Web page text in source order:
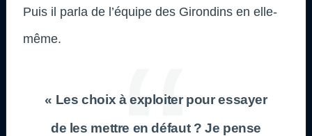
Puis il parla de l’équipe des Girondins en elle-
même.
« Les choix à exploiter pour essayer
de les mettre en défaut ? Je pense